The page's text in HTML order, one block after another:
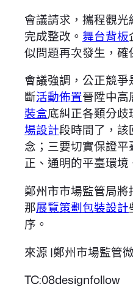
會議請求，攜程觀
完成整改。 舞台背板
似問題再次發生，確
會議強調，公正競
斷活動佈置晉陞中高
裝盒底糾正各類分歧
場設計段時間了，該
念；三要切實保證
正、通明的平臺環境
鄭州市市場監管局
那展覽策劃包裝設計
序。
來源 |鄭州市場監管
TC:08designfollow